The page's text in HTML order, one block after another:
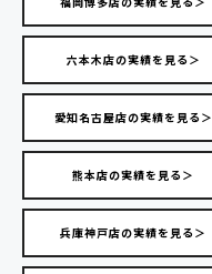
六本木店の実績を見る＞
愛知名古屋店の実績を見る＞
熊本店の実績を見る＞
兵庫神戸店の実績を見る＞